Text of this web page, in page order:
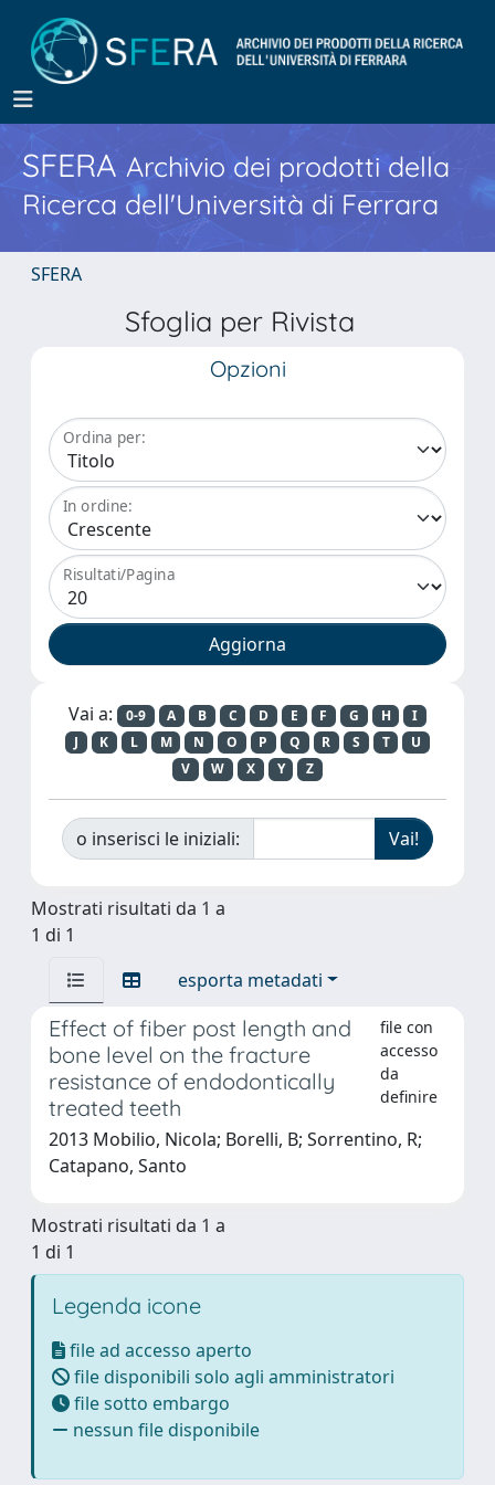
SFERA Archivio dei prodotti della
Ricerca dell'Università di Ferrara
SFERA
Sfoglia per Rivista
Opzioni
Ordina per:
In ordine:
Risultati/Pagina
Vai a: 0-9 A B C D E F G H
I
J
K L M N O P Q R S T
U
V
W X Y Z
o inserisci le iniziali:
Mostrati risultati da 1 a
1 di 1
esporta metadati
Effect of fiber post length and
bone level on the fracture
resistance of endodontically
treated teeth
file con
accesso
da
definire
2013 Mobilio, Nicola; Borelli, B; Sorrentino, R;
Catapano, Santo
Mostrati risultati da 1 a
1 di 1
Legenda icone
file ad accesso aperto
file disponibili solo agli amministratori
file sotto embargo
nessun file disponibile